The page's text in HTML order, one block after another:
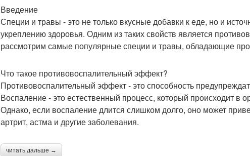
Введение
Специи и травы - это не только вкусные добавки к еде, но и
укреплению здоровья. Одним из таких свойств является
рассмотрим самые популярные специи и травы, обладающие
Что такое противовоспалительный эффект?
Противовоспалительный эффект - это способность
Воспаление - это естественный процесс, который происходит в
Однако, если воспаление длится слишком долго, оно может
артрит, астма и другие заболевания.
читать дальше →